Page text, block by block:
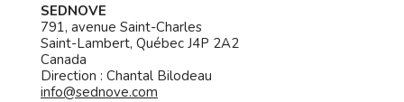
SEDNOVE
791, avenue Saint-Charles
Saint-Lambert, Québec J4P 2A2
Canada
Direction : Chantal Bilodeau
info@sednove.com